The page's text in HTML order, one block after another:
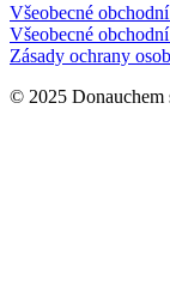
Všeobecné
Všeobecné
Zásady ochrany
© 2025 Donauchem